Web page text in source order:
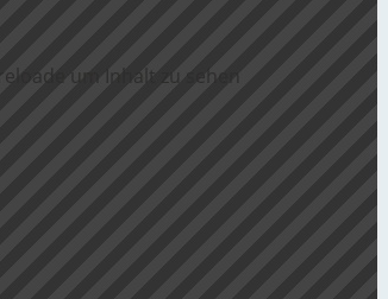
um Inhalt zu sehen